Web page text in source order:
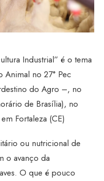
Industrial” é o tema
Animal no 27° Pec
do Agro –, no
de Brasília), no
Fortaleza (CE)
ou nutricional de
o avanço da
O que é pouco